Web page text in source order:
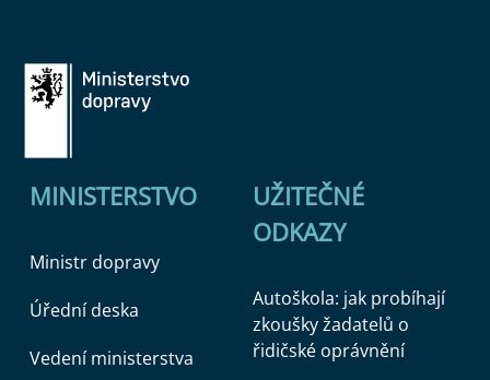
MINISTERSTVO
Ministr dopravy
Úřední deska
Vedení ministerstva
UŽITEČNÉ
ODKAZY
Autoškola: jak probíhají
zkoušky žadatelů o
řidičské oprávnění